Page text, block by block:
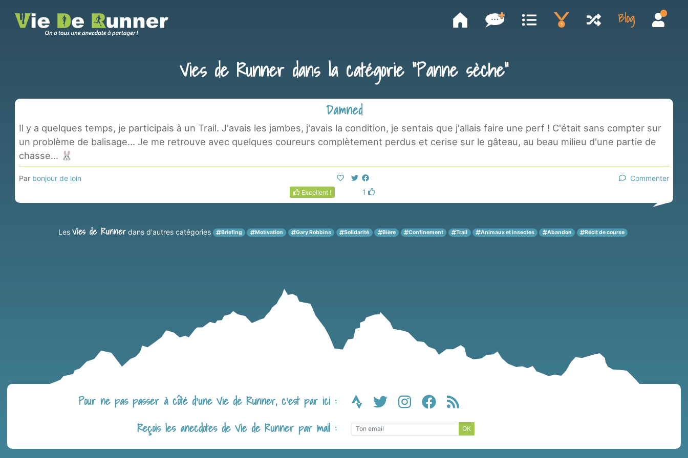
Vies de Runner dans la catégorie "Panne sèche"
Damned
Il y a quelques temps, je participais à un Trail. J'avais les jambes, j'avais la condition, je sentais que j'allais faire une perf ! C'était sans compter sur
un problème de balisage... Je me retrouve avec quelques coureurs complètement perdus et cerise sur le gâteau, au beau milieu d'une partie de
chasse... 🐰
Par bonjour de loin Commenter
Excellent ! 1
LesVies de Runner dans d'autres catégories Briefing Motivation Gary Robbins Solidarité Bière Confinement Trail Animaux et insectes Abandon Récit de course
Pour ne pas passer à côté d’une Vie de Runner, c’est par ici :
Reçois les anecdotes de Vie de Runner par mail :
OK